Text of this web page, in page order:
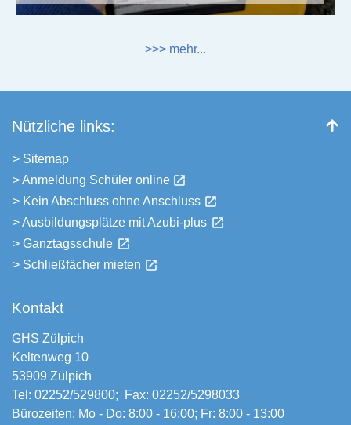
>>> mehr...
Nützliche links:
> Sitemap
> Anmeldung Schüler online
> Kein Abschluss ohne Anschluss
> Ausbildungsplätze mit Azubi-plus
> Ganztagsschule
> Schließfächer mieten
Kontakt
GHS Zülpich
Keltenweg 10
53909 Zülpich
Tel: 02252/529800; Fax: 02252/5298033
Bürozeiten: Mo - Do: 8:00 - 16:00; Fr: 8:00 - 13:00